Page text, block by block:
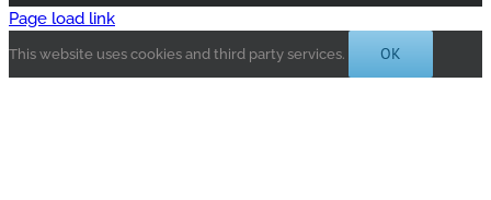
Page load link
This website uses cookies and third party services. OK